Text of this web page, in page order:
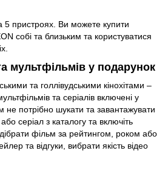
5 пристроях. Ви можете купити
собі та близьким та користуватися
мультфільмів у подарунок
та голлівудськими кінохітами –
та серіалів включені у
не потрібно шукати та завантажувати
серіал з каталогу та включіть
фільм за рейтингом, роком або
та відгуки, вибрати якість відео